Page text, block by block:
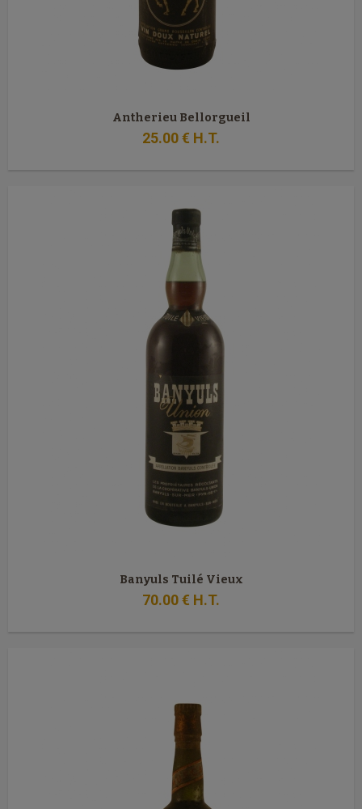
Antherieu Bellorgueil
25.00€ H.T.
Banyuls Tuilé Vieux
70.00€ H.T.